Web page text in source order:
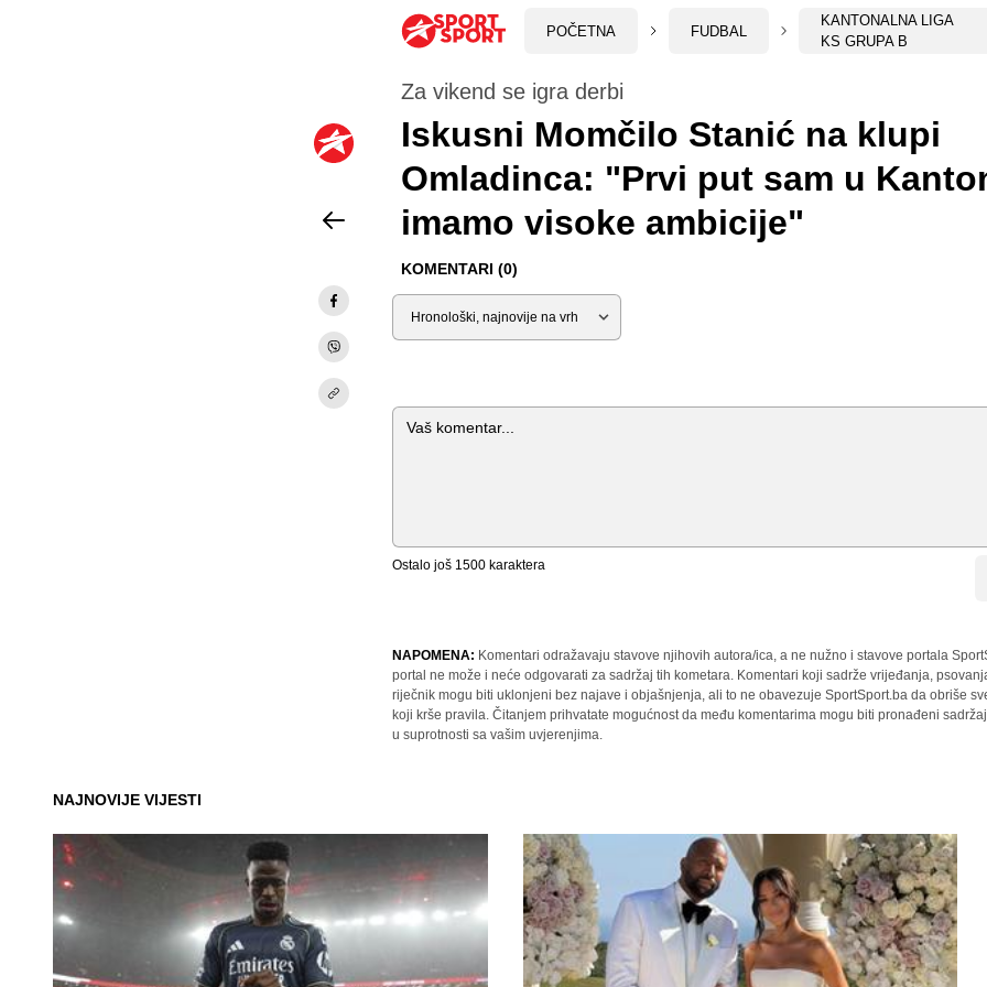
POČETNA FUDBAL
KANTONALNA LIGA
KS GRUPA B
Za vikend se igra derbi
Iskusni Momčilo Stanić na klupi
Omladinca: "Prvi put sam u
imamo visoke ambicije"
KOMENTARI (0)
Sortiraj
Komentar
Ostalo još 1500 karaktera
NAPOMENA: Komentari odražavaju stavove njihovih autora/ica, a ne nužno i stavove portala
portal ne može i neće odgovarati za sadržaj tih kometara. Komentari koji sadrže vrijeđanja,
riječnik mogu biti uklonjeni bez najave i objašnjenja, ali to ne obavezuje SportSport.ba da obriše
koji krše pravila. Čitanjem prihvatate mogućnost da među komentarima mogu biti pronađeni
u suprotnosti sa vašim uvjerenjima.
NAJNOVIJE VIJESTI